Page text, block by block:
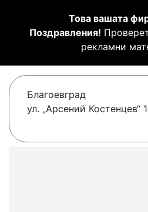
Това вашата
Поздравления!
рекламни
Благоевград
ул. „Арсений Костенцев“